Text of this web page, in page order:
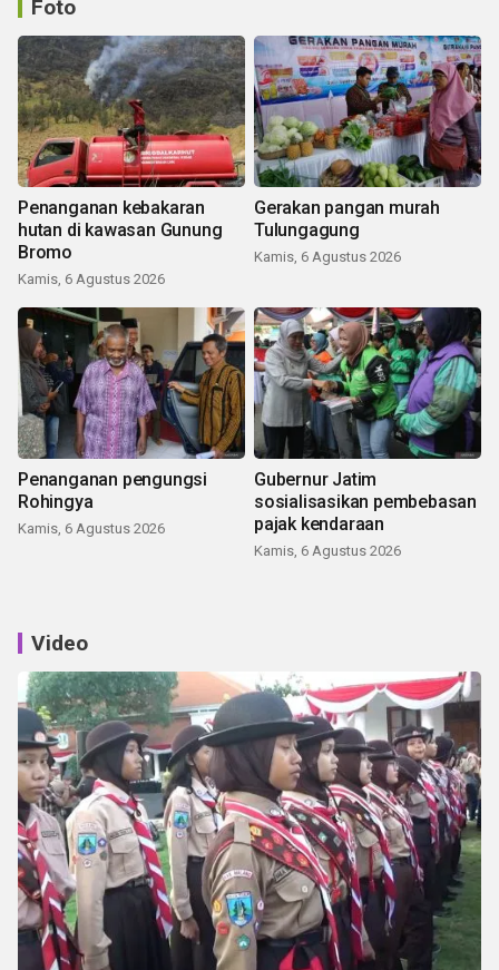
Foto
Penanganan kebakaran
hutan di kawasan Gunung
Bromo
Kamis, 6 Agustus 2026
Gerakan pangan murah
Tulungagung
Kamis, 6 Agustus 2026
Penanganan pengungsi
Rohingya
Kamis, 6 Agustus 2026
Gubernur Jatim
sosialisasikan pembebasan
pajak kendaraan
Kamis, 6 Agustus 2026
Video